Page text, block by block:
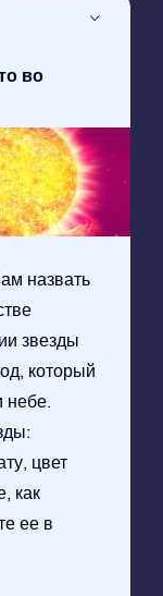
во
назвать
звезды
который
небе.
цвет
как
ее в